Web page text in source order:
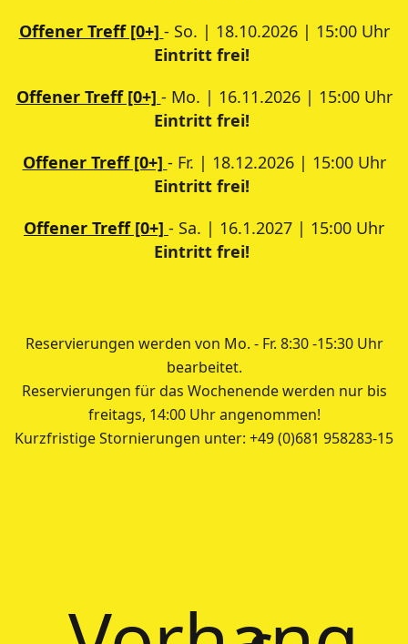
Offener Treff [0+] - So. | 18.10.2026 | 15:00 Uhr
Eintritt frei!
Offener Treff [0+] - Mo. | 16.11.2026 | 15:00 Uhr
Eintritt frei!
Offener Treff [0+] - Fr. | 18.12.2026 | 15:00 Uhr
Eintritt frei!
Offener Treff [0+] - Sa. | 16.1.2027 | 15:00 Uhr
Eintritt frei!
Reservierungen werden von Mo. - Fr. 8:30 -15:30 Uhr
bearbeitet.
Reservierungen für das Wochenende werden nur bis
freitags, 14:00 Uhr angenommen!
Kurzfristige Stornierungen unter: +49 (0)681 958283-15